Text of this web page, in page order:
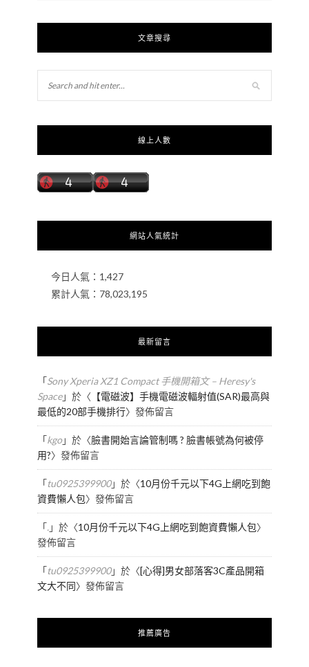
文章搜尋
線上人數
網站人氣統計
今日人氣： 1,427
累計人氣： 78,023,195
最新留言
「Sony Xperia XZ1 Compact 手機開箱文 – Heresy's
Space」於〈 【電磁波】手機電磁波輻射值(SAR)最高與
最低的20部手機排行〉發佈留言
「kgo」於〈臉書開始言論管制嗎 ? 臉書帳號為何被停
用?〉發佈留言
「tu0925399900」於〈10月份千元以下4G上網吃到飽
資費懶人包〉發佈留言
「.」於〈10月份千元以下4G上網吃到飽資費懶人包〉
發佈留言
「tu0925399900」於〈[心得]男女部落客3C產品開箱
文大不同〉發佈留言
推薦廣告